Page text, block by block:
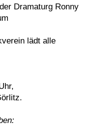
Dramaturg Ronny
lädt alle